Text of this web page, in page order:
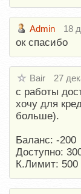
Admin 18
ок спасибо
Bair 27
с работы
хочу для
больше).
Баланс: -200
Доступно:
К.Лимит: 500